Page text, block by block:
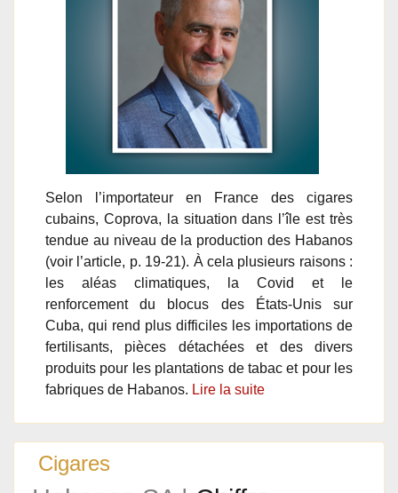
Selon l’importateur en France des cigares
cubains, Coprova, la situation dans l’île est très
tendue au niveau de la production des Habanos
(voir l’article, p. 19-21). À cela plusieurs raisons :
les aléas climatiques, la Covid et le
renforcement du blocus des États-Unis sur
Cuba, qui rend plus difficiles les importations de
fertilisants, pièces détachées et des divers
produits pour les plantations de tabac et pour les
fabriques de Habanos. Lire la suite
Cigares